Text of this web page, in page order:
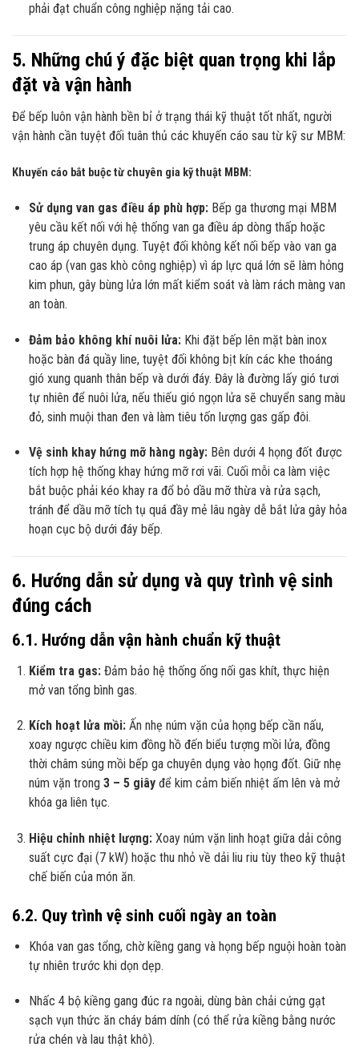
phải đạt chuẩn công nghiệp nặng tải cao.
5. Những chú ý đặc biệt quan trọng khi lắp
đặt và vận hành
Để bếp luôn vận hành bền bỉ ở trạng thái kỹ thuật tốt nhất, người
vận hành cần tuyệt đối tuân thủ các khuyến cáo sau từ kỹ sư MBM:
Khuyến cáo bắt buộc từ chuyên gia kỹ thuật MBM:
Sử dụng van gas điều áp phù hợp:Bếp ga thương mại MBM
yêu cầu kết nối với hệ thống van ga điều áp dòng thấp hoặc
trung áp chuyên dụng. Tuyệt đối không kết nối bếp vào van ga
cao áp (van gas khò công nghiệp) vì áp lực quá lớn sẽ làm hỏng
kim phun, gây bùng lửa lớn mất kiểm soát và làm rách màng van
an toàn.
Đảm bảo không khí nuôi lửa:Khi đặt bếp lên mặt bàn inox
hoặc bàn đá quầy line, tuyệt đối không bịt kín các khe thoáng
gió xung quanh thân bếp và dưới đáy. Đây là đường lấy gió tươi
tự nhiên để nuôi lửa, nếu thiếu gió ngọn lửa sẽ chuyển sang màu
đỏ, sinh muội than đen và làm tiêu tốn lượng gas gấp đôi.
Vệ sinh khay hứng mỡ hàng ngày:Bên dưới 4 họng đốt được
tích hợp hệ thống khay hứng mỡ rơi vãi. Cuối mỗi ca làm việc
bắt buộc phải kéo khay ra đổ bỏ dầu mỡ thừa và rửa sạch,
tránh để dầu mỡ tích tụ quá đầy mẻ lâu ngày dễ bắt lửa gây hỏa
hoạn cục bộ dưới đáy bếp.
6. Hướng dẫn sử dụng và quy trình vệ sinh
đúng cách
6.1. Hướng dẫn vận hành chuẩn kỹ thuật
Kiểm tra gas:Đảm bảo hệ thống ống nối gas khít, thực hiện
mở van tổng bình gas.
Kích hoạt lửa mồi:Ấn nhẹ núm vặn của họng bếp cần nấu,
xoay ngược chiều kim đồng hồ đến biểu tượng mồi lửa, đồng
thời châm súng mồi bếp ga chuyên dụng vào họng đốt. Giữ nhẹ
núm vặn trong 3 – 5 giâyđể kim cảm biến nhiệt ấm lên và mở
khóa ga liên tục.
Hiệu chỉnh nhiệt lượng:Xoay núm vặn linh hoạt giữa dải công
suất cực đại (7 kW) hoặc thu nhỏ về dải liu riu tùy theo kỹ thuật
chế biến của món ăn.
6.2. Quy trình vệ sinh cuối ngày an toàn
Khóa van gas tổng, chờ kiềng gang và họng bếp nguội hoàn toàn
tự nhiên trước khi dọn dẹp.
Nhấc 4 bộ kiềng gang đúc ra ngoài, dùng bàn chải cứng gạt
sạch vụn thức ăn cháy bám dính (có thể rửa kiềng bằng nước
rửa chén và lau thật khô).